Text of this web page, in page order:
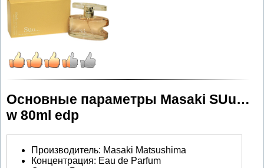
Основные параметры Masaki SUu…
w 80ml edp
Производитель: Masaki Matsushima
Концентрация: Eau de Parfum